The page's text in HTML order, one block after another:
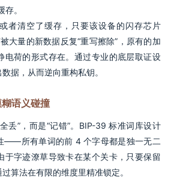
。
者清空了缓存，只要该设备的闪存芯片
大量的新数据反复“重写擦除”，原有的加
电荷的形式存在。通过专业的底层取证设
据，从而逆向重构私钥。
语义碰撞
丢”，而是“记错”。BIP-39 标准词库设计
——所有单词的前 4 个字母都是独一无二
于字迹潦草导致卡在某个关卡，只要保留
算法在有限的维度里精准锁定。